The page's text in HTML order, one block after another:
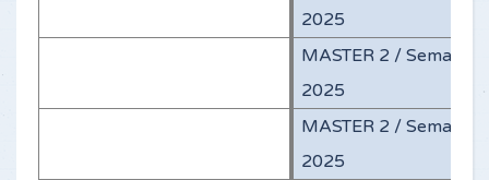
2025
MASTER 2 / Semaine
2025
MASTER 2 / Semaine
2025